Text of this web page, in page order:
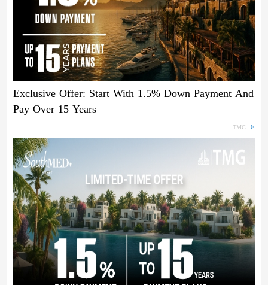
Exclusive Offer: Start With 1.5% Down Payment And
Pay Over 15 Years
TMG